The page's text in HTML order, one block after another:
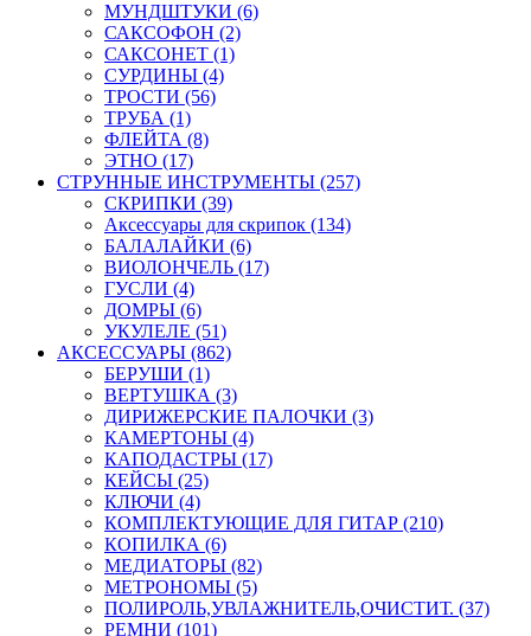
МУНДШТУКИ (6)
САКСОФОН (2)
САКСОНЕТ (1)
СУРДИНЫ (4)
ТРОСТИ (56)
ТРУБА (1)
ФЛЕЙТА (8)
ЭТНО (17)
СТРУННЫЕ ИНСТРУМЕНТЫ (257)
СКРИПКИ (39)
Аксессуары для скрипок (134)
БАЛАЛАЙКИ (6)
ВИОЛОНЧЕЛЬ (17)
ГУСЛИ (4)
ДОМРЫ (6)
УКУЛЕЛЕ (51)
АКСЕССУАРЫ (862)
БЕРУШИ (1)
ВЕРТУШКА (3)
ДИРИЖЕРСКИЕ ПАЛОЧКИ (3)
КАМЕРТОНЫ (4)
КАПОДАСТРЫ (17)
КЕЙСЫ (25)
КЛЮЧИ (4)
КОМПЛЕКТУЮЩИЕ ДЛЯ ГИТАР (210)
КОПИЛКА (6)
МЕДИАТОРЫ (82)
МЕТРОНОМЫ (5)
ПОЛИРОЛЬ,УВЛАЖНИТЕЛЬ,ОЧИСТИТ. (37)
РЕМНИ (101)